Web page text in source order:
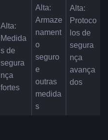
Alta:
Medida
s de
segura
nça
fortes
Alta:
Armaze
nament
o
seguro
e
outras
medida
s
Alta:
Protoco
los de
segura
nça
avança
dos